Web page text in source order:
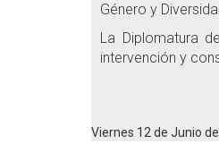
Género y
La Diplomatura
intervención y
Viernes 12 de Junio